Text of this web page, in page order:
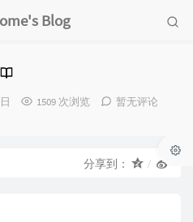
Blog
1509 次浏览
暂无评论
分享到：